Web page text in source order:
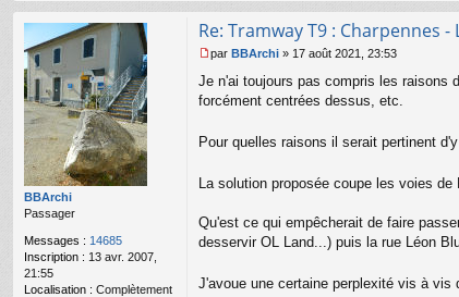
BBArchi
Passager
Messages : 14685
Inscription : 13 avr. 2007,
21:55
Localisation : Complètement
Re: Tramway T9 : Charpennes -
e
s
g
n
l
u
par BBArchi » 17 août 2021, 23:53
Je n'ai toujours pas compris les raisons
forcément centrées dessus, etc.
Pour quelles raisons il serait pertinent
La solution proposée coupe les voies
Qu'est ce qui empêcherait de faire
desservir OL Land...) puis la rue Léon
J'avoue une certaine perplexité vis à vis